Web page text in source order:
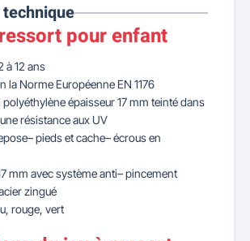
pour enfant
à 12 ans
la Norme Européenne EN 1176
polyéthylène épaisseur 17 mm teinté dans
résistance aux UV
pieds et cache– écrous en
mm avec système anti– pincement
zingué
rouge, vert